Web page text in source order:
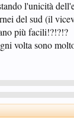
l'unicità
del sud (il
più facili!?!?!?
volta sono